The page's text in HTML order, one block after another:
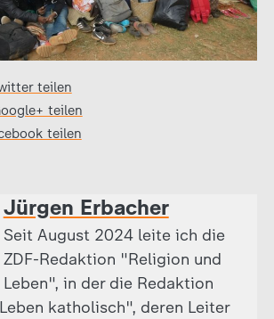
teilen
teilen
teilen
Jürgen Erbacher
Seit August 2024 leite ich die
ZDF-Redaktion "Religion und
Leben", in der die Redaktion
katholisch", deren Leiter